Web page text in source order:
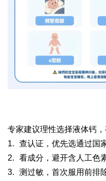
专家建议理性选择液体钙，
1.
查认证，优先选通过国
2.
看成分，避开含人工色
3.
测过敏，首次服用前排